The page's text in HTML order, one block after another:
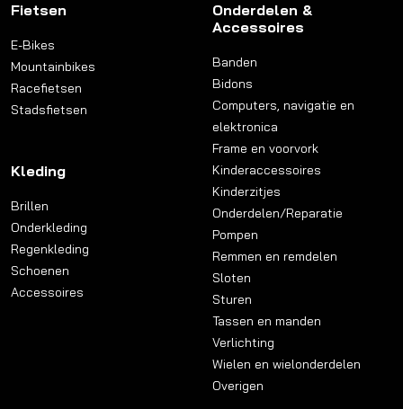
Fietsen
E-Bikes
Mountainbikes
Racefietsen
Stadsfietsen
Kleding
Brillen
Onderkleding
Regenkleding
Schoenen
Accessoires
Onderdelen &
Accessoires
Banden
Bidons
Computers, navigatie en
elektronica
Frame en voorvork
Kinderaccessoires
Kinderzitjes
Onderdelen/Reparatie
Pompen
Remmen en remdelen
Sloten
Sturen
Tassen en manden
Verlichting
Wielen en wielonderdelen
Overigen